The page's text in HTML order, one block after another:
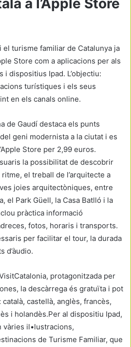
a l’Apple Store
el turisme familiar de Catalunya ja
Store com a aplicacions per als
dispositius Ipad. L’objectiu:
turístiques i els seus
en els canals online.
de Gaudí destaca els punts
geni modernista a la ciutat i es
Store per 2,99 euros.
la possibilitat de descobrir
el treball de l’arquitecte a
joies arquitectòniques, entre
el Park Güell, la Casa Batlló i la
pràctica informació
fotos, horaris i transports.
per facilitar el tour, la durada
d’àudio.
protagonitzada per
la descàrrega és gratuïta i pot
castellà, anglès, francès,
i holandès.Per al dispositiu Ipad,
vàries il•lustracions,
de Turisme Familiar, que